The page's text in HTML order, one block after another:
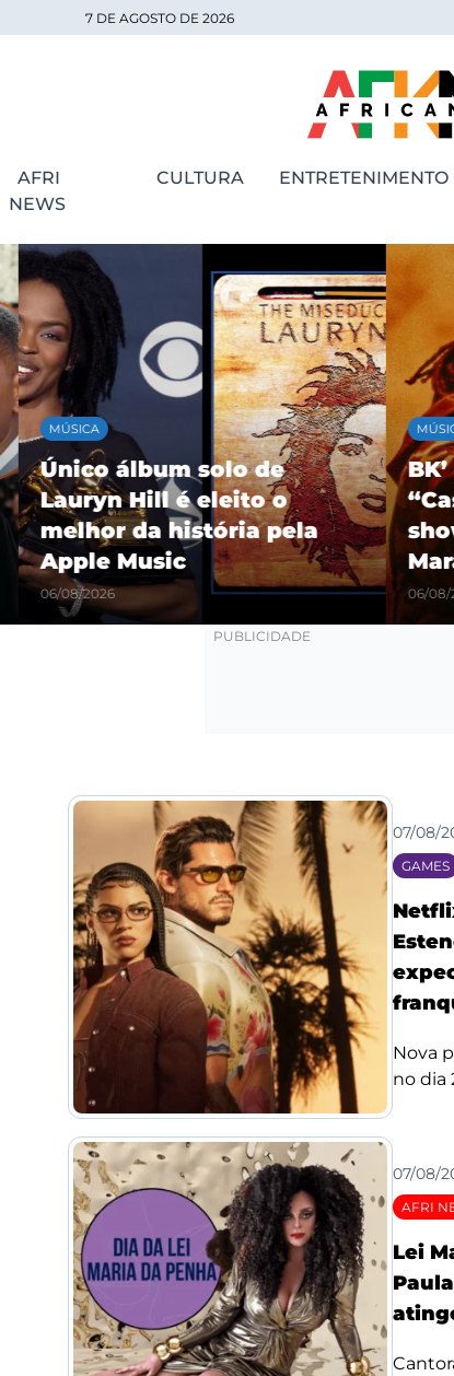
7 DE AGOSTO DE 2026
AFRI
NEWS
CULTURA ENTRETENIMENTO
MÚSICA
Único álbum solo de
Lauryn Hill é eleito o
melhor da história pela
Apple Music
06/08/2026
MÚSICA
BK’
06/08/
07/08/
GAMES
Nova
no dia
07/08/
AFRI
Lei